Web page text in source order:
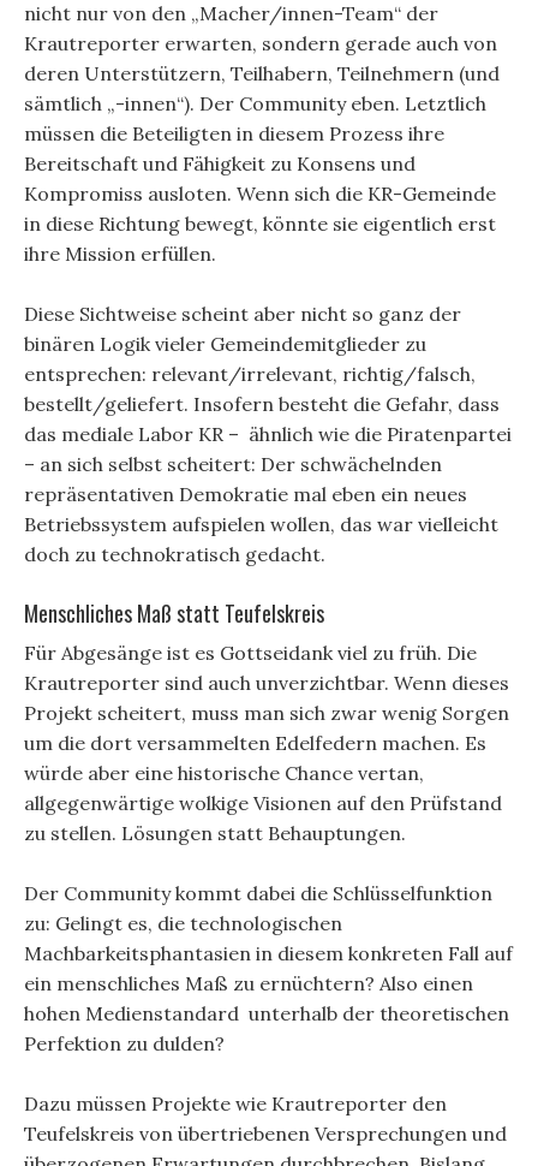
nicht nur von den „Macher/innen-Team“ der
Krautreporter erwarten, sondern gerade auch von
deren Unterstützern, Teilhabern, Teilnehmern (und
sämtlich „-innen“). Der Community eben. Letztlich
müssen die Beteiligten in diesem Prozess ihre
Bereitschaft und Fähigkeit zu Konsens und
Kompromiss ausloten. Wenn sich die KR-Gemeinde
in diese Richtung bewegt, könnte sie eigentlich erst
ihre Mission erfüllen.
Diese Sichtweise scheint aber nicht so ganz der
binären Logik vieler Gemeindemitglieder zu
entsprechen: relevant/irrelevant, richtig/falsch,
bestellt/geliefert. Insofern besteht die Gefahr, dass
das mediale Labor KR – ähnlich wie die Piratenpartei
– an sich selbst scheitert: Der schwächelnden
repräsentativen Demokratie mal eben ein neues
Betriebssystem aufspielen wollen, das war vielleicht
doch zu technokratisch gedacht.
Menschliches Maß statt Teufelskreis
Für Abgesänge ist es Gottseidank viel zu früh. Die
Krautreporter sind auch unverzichtbar. Wenn dieses
Projekt scheitert, muss man sich zwar wenig Sorgen
um die dort versammelten Edelfedern machen. Es
würde aber eine historische Chance vertan,
allgegenwärtige wolkige Visionen auf den Prüfstand
zu stellen. Lösungen statt Behauptungen.
Der Community kommt dabei die Schlüsselfunktion
zu: Gelingt es, die technologischen
Machbarkeitsphantasien in diesem konkreten Fall auf
ein menschliches Maß zu ernüchtern? Also einen
hohen Medienstandard unterhalb der theoretischen
Perfektion zu dulden?
Dazu müssen Projekte wie Krautreporter den
Teufelskreis von übertriebenen Versprechungen und